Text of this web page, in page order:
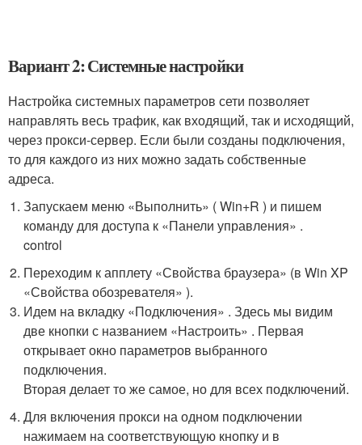
Вариант 2: Системные настройки
Настройка системных параметров сети позволяет
направлять весь трафик, как входящий, так и исходящий,
через прокси-сервер. Если были созданы подключения,
то для каждого из них можно задать собственные
адреса.
Запускаем меню «Выполнить» ( Win+R ) и пишем
команду для доступа к «Панели управления» .
control
Переходим к апплету «Свойства браузера» (в Win XP
«Свойства обозревателя» ).
Идем на вкладку «Подключения» . Здесь мы видим
две кнопки с названием «Настроить» . Первая
открывает окно параметров выбранного
подключения.
Вторая делает то же самое, но для всех подключений.
Для включения прокси на одном подключении
нажимаем на соответствующую кнопку и в